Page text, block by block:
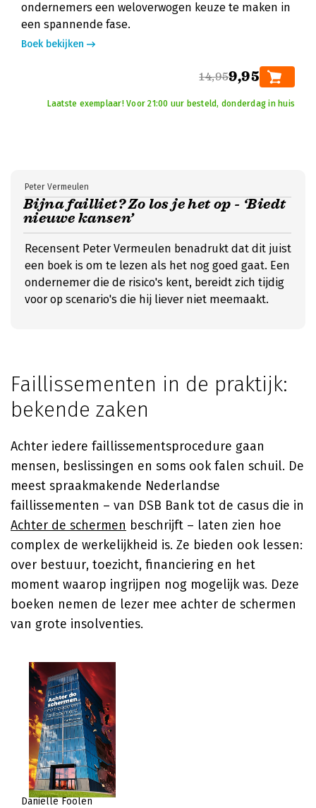
ondernemers een weloverwogen keuze te maken in
een spannende fase.
Boek bekijken
14,959,95
Laatste exemplaar! Voor 21:00 uur besteld, donderdag in huis
Bijna failliet? Zo los je het op - ‘Biedt
nieuwe kansen’
Peter Vermeulen
Recensent Peter Vermeulen benadrukt dat dit juist
een boek is om te lezen als het nog goed gaat. Een
ondernemer die de risico's kent, bereidt zich tijdig
voor op scenario's die hij liever niet meemaakt.
Faillissementen in de praktijk:
bekende zaken
Achter iedere faillissementsprocedure gaan
mensen, beslissingen en soms ook falen schuil. De
meest spraakmakende Nederlandse
faillissementen – van DSB Bank tot de casus die in
Achter de schermen beschrijft – laten zien hoe
complex de werkelijkheid is. Ze bieden ook lessen:
over bestuur, toezicht, financiering en het
moment waarop ingrijpen nog mogelijk was. Deze
boeken nemen de lezer mee achter de schermen
van grote insolventies.
Daniëlle Foolen